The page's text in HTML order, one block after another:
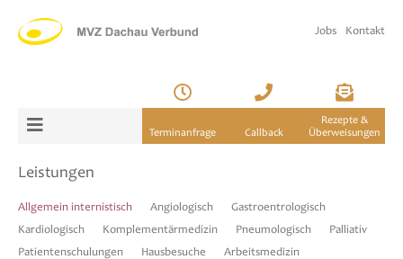
Jobs Kontakt
Terminanfrage Callback
Rezepte &
Überweisungen
Leistungen
Allgemein internistisch Angiologisch
Gastroentrologisch
Kardiologisch
Komplementärmedizin Pneumologisch
Palliativ
Patientenschulungen
Hausbesuche Arbeitsmedizin